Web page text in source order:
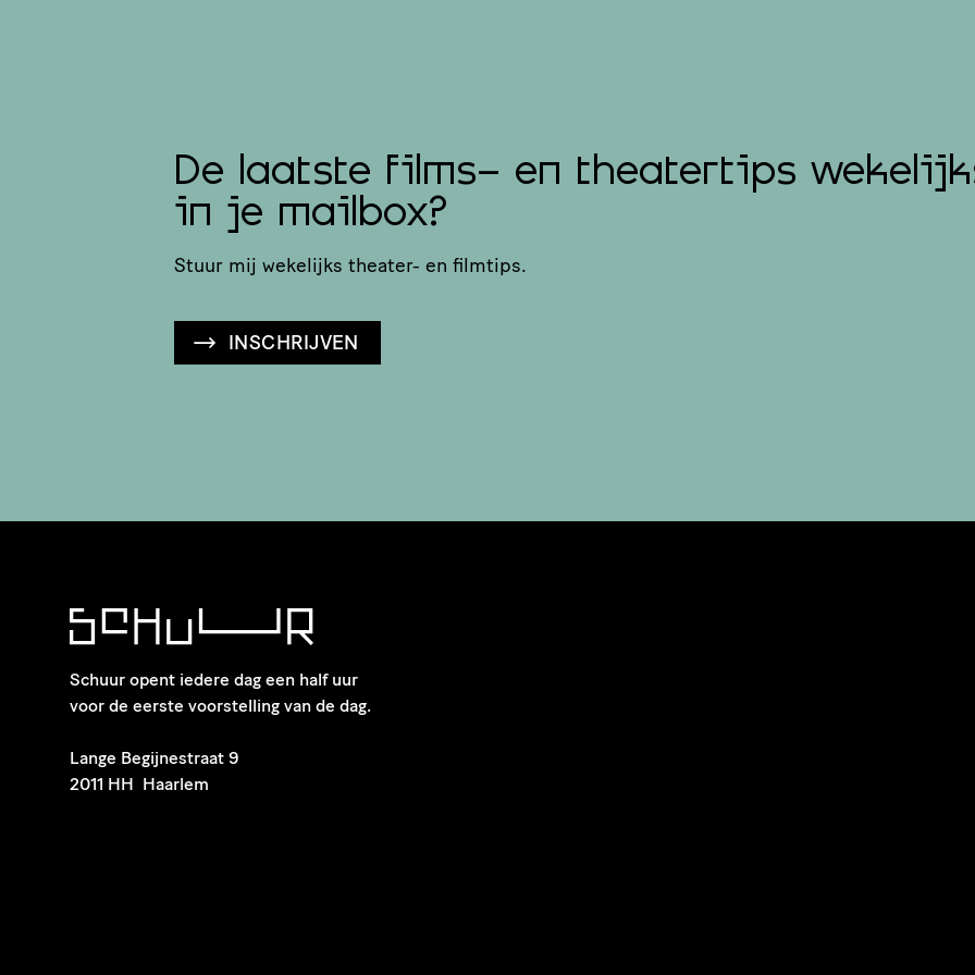
De laatste films- en theatertips
in je mailbox?
Stuur mij wekelijks theater- en filmtips.
INSCHRIJVEN
Schuur opent iedere dag een half uur
voor de eerste voorstelling van de dag.
​Lange Begijnestraat 9
2011 HH Haarlem